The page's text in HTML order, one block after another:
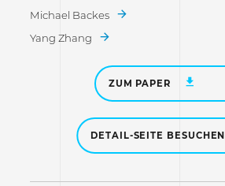
Michael Backes
Yang Zhang
ZUM PAPER
DETAIL-SEITE BESUCHEN